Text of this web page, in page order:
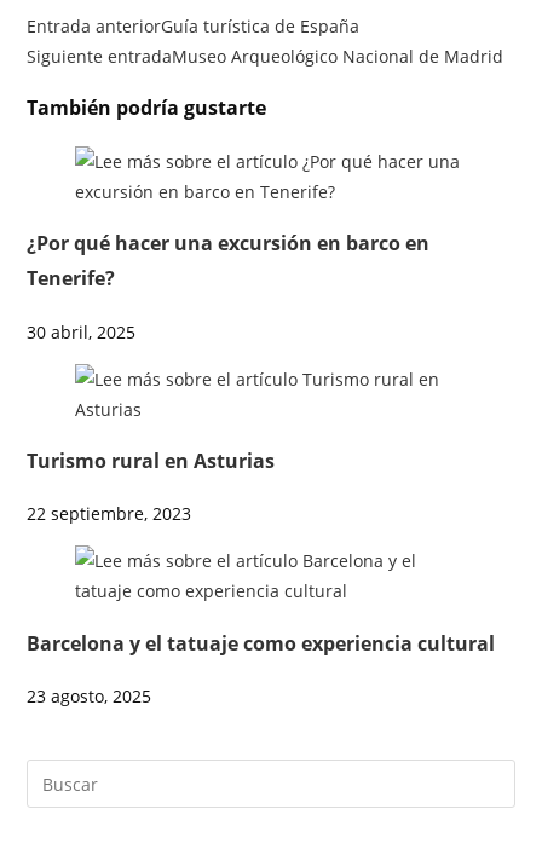
Entrada anteriorGuía turística de España
Siguiente entradaMuseo Arqueológico Nacional de Madrid
También podría gustarte
¿Por qué hacer una excursión en barco en
Tenerife?
30 abril, 2025
Turismo rural en Asturias
22 septiembre, 2023
Barcelona y el tatuaje como experiencia cultural
23 agosto, 2025